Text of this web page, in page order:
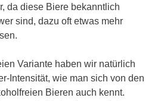
da diese Biere bekanntlich
sind, dazu oft etwas mehr
Variante haben wir natürlich
Intensität, wie man sich von den
Bieren auch kennt.